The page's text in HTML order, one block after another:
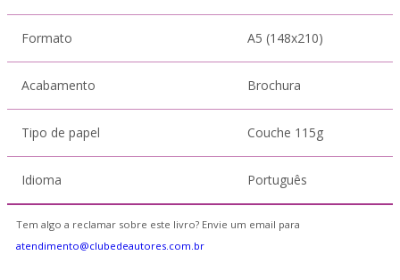
Formato A5 (148x210)
Acabamento Brochura
Tipo de papel Couche 115g
Idioma Português
Tem algo a reclamar sobre este livro? Envie um email para
atendimento@clubedeautores.com.br